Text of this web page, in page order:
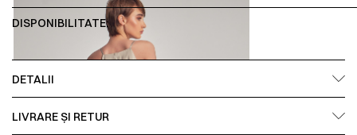
DISPONIBILITATE:
DETALII
LIVRARE ȘI RETUR